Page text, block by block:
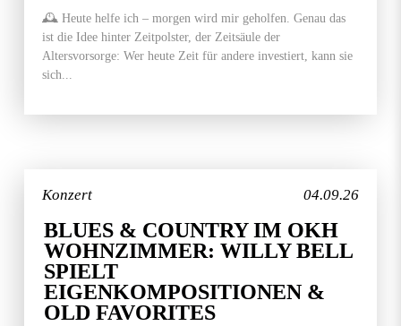
🕰️ Heute helfe ich – morgen wird mir geholfen. Genau das
ist die Idee hinter Zeitpolster, der Zeitsäule der
Altersvorsorge: Wer heute Zeit für andere investiert, kann sie
sich...
04.09.26
Konzert
BLUES & COUNTRY IM OKH
WOHNZIMMER: WILLY BELL
SPIELT
EIGENKOMPOSITIONEN &
OLD FAVORITES